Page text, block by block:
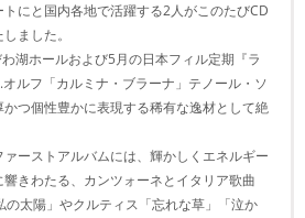
にと国内各地で活躍する2人がこのたびCD
ました。
湖ホールおよび5月の日本フィル定期『ラ
ルフ「カルミナ・ブラーナ」テノール・ソ
つ個性豊かに表現する稀有な逸材として絶
ーストアルバムには、輝かしくエネルギー
きわたる、カンツォーネとイタリア歌曲
の太陽」やクルティス「忘れな草」「泣か